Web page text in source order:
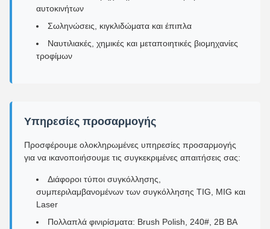
αυτοκινήτων
Σωληνώσεις, κιγκλιδώματα και έπιπλα
Ναυτιλιακές, χημικές και μεταποιητικές βιομηχανίες
τροφίμων
Υπηρεσίες προσαρμογής
Προσφέρουμε ολοκληρωμένες υπηρεσίες προσαρμογής
για να ικανοποιήσουμε τις συγκεκριμένες απαιτήσεις σας:
Διάφοροι τύποι συγκόλλησης,
συμπεριλαμβανομένων των συγκόλλησης TIG, MIG και
Laser
Πολλαπλά φινιρίσματα: Brush Polish, 240#, 2B BA